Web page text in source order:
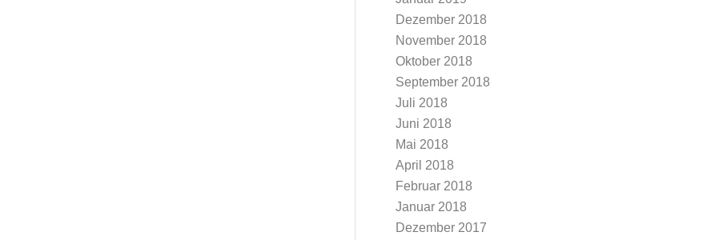
Dezember 2018
November 2018
Oktober 2018
September 2018
Juli 2018
Juni 2018
Mai 2018
April 2018
Februar 2018
Januar 2018
Dezember 2017